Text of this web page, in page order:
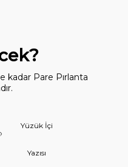
kadar Pare Pırlanta
Yüzük İçi
Yazısı